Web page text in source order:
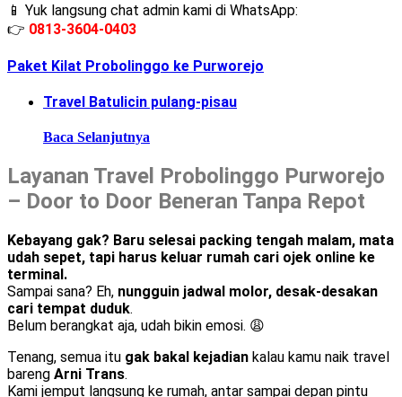
📱 Yuk langsung chat admin kami di WhatsApp:
👉 0813-3604-0403
Paket Kilat Probolinggo ke Purworejo
Travel Batulicin pulang-pisau
Baca Selanjutnya
Layanan Travel Probolinggo Purworejo
– Door to Door Beneran Tanpa Repot
Kebayang gak? Baru selesai packing tengah malam, mata
udah sepet, tapi harus keluar rumah cari ojek online ke
terminal.
Sampai sana? Eh, nungguin jadwal molor, desak-desakan
cari tempat duduk.
Belum berangkat aja, udah bikin emosi. 😩
Tenang, semua itu gak bakal kejadian kalau kamu naik travel
bareng Arni Trans.
Kami jemput langsung ke rumah, antar sampai depan pintu